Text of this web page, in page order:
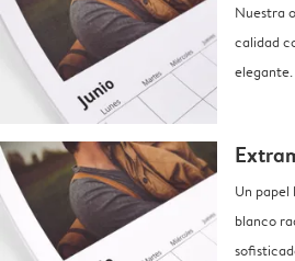
Nuestra
calidad
elegante.
Un papel
blanco